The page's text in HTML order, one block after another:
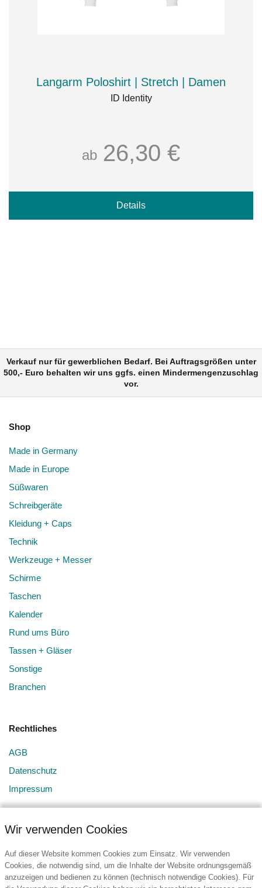
Langarm Poloshirt | Stretch | Damen
ID Identity
ab 26,30 €
Details
Verkauf nur für gewerblichen Bedarf. Bei Auftragsgrößen unter
500,- Euro behalten wir uns ggfs. einen Mindermengenzuschlag
vor.
Shop
Made in Germany
Made in Europe
Süßwaren
Schreibgeräte
Kleidung + Caps
Technik
Werkzeuge + Messer
Schirme
Taschen
Kalender
Rund ums Büro
Tassen + Gläser
Sonstige
Branchen
Rechtliches
AGB
Datenschutz
Impressum
Kontakt
Wir verwenden Cookies
Auf dieser Website kommen Cookies zum Einsatz. Wir verwenden
Cookies, die notwendig sind, um die Inhalte der Website ordnungsgemäß
anzuzeigen und bedienen zu können (technisch notwendige Cookies). Für